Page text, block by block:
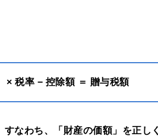
× 税率 − 控除額 ＝ 贈与税額
なわち、「財産の価額」を正し